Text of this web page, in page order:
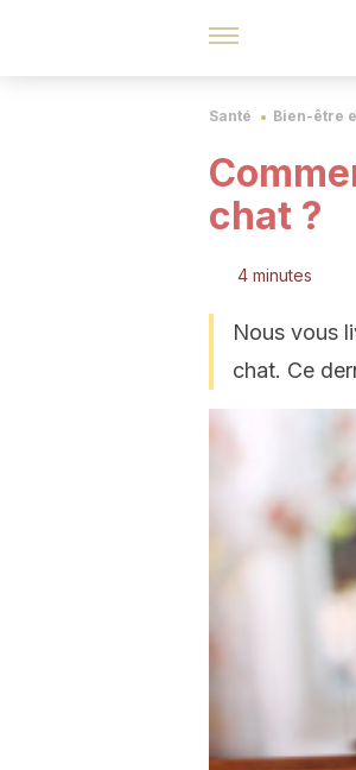
Santé Bien-être
chat ?
4 minutes
Nous vous
chat. Ce